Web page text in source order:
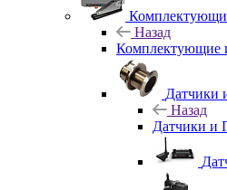
Назад
Комплектующие
Датчики
Назад
Датчики и